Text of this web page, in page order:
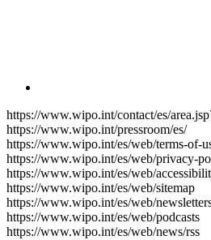
https://www.wipo.int/contact/es/
https://www.wipo.int/pressroom/es/
https://www.wipo.int/es/web/terms-of-
https://www.wipo.int/es/web/privacy-
https://www.wipo.int/es/web/
https://www.wipo.int/es/web/sitemap
https://www.wipo.int/es/web/
https://www.wipo.int/es/web/podcasts
https://www.wipo.int/es/web/news/rss